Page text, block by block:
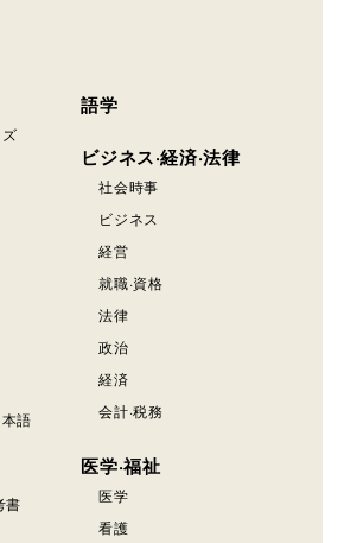
語
書
語学
ビジネス·経済·法律
社会時事
ビジネス
経営
就職·資格
法律
政治
経済
会計·税務
医学·福祉
医学
看護